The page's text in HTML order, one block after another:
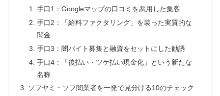
手口1：Googleマップの口コミを悪用した集客
手口2：「給料ファクタリング」を装った実質的な
闇金
手口3：闇バイト募集と融資をセットにした勧誘
手口4：「後払い・ツケ払い現金化」という新たな
名称
ソフヤミ・ソフ闇業者を一発で見分ける10のチェック